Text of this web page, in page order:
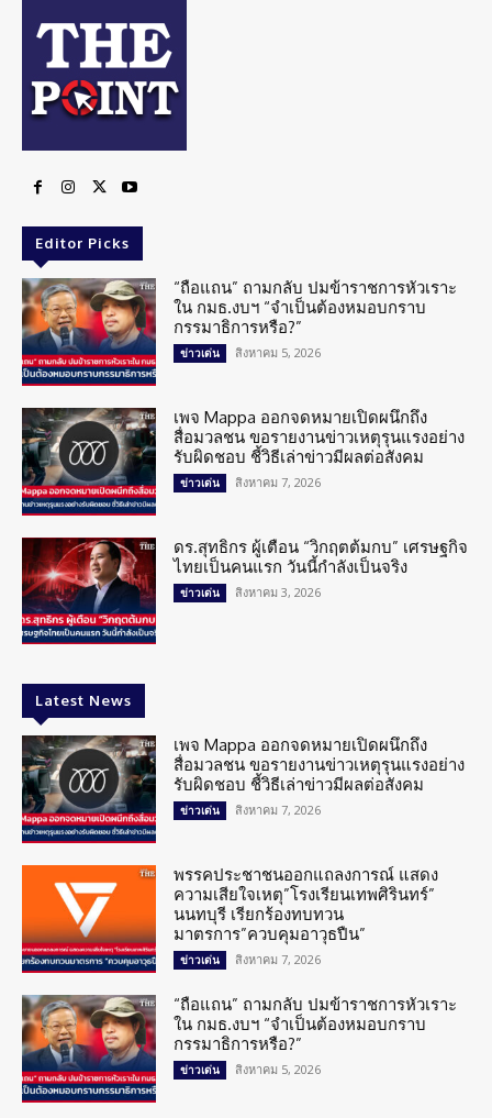
Editor Picks
“ถือแถน” ถามกลับ ปมข้าราชการหัวเราะ
ใน กมธ.งบฯ “จำเป็นต้องหมอบกราบ
กรรมาธิการหรือ?”
ข่าวเด่น สิงหาคม 5, 2026
เพจ Mappa ออกจดหมายเปิดผนึกถึง
สื่อมวลชน ขอรายงานข่าวเหตุรุนแรงอย่าง
รับผิดชอบ ชี้วิธีเล่าข่าวมีผลต่อสังคม
ข่าวเด่น สิงหาคม 7, 2026
ดร.สุทธิกร ผู้เตือน “วิกฤตต้มกบ” เศรษฐกิจ
ไทยเป็นคนแรก วันนี้กำลังเป็นจริง
ข่าวเด่น สิงหาคม 3, 2026
Latest News
เพจ Mappa ออกจดหมายเปิดผนึกถึง
สื่อมวลชน ขอรายงานข่าวเหตุรุนแรงอย่าง
รับผิดชอบ ชี้วิธีเล่าข่าวมีผลต่อสังคม
ข่าวเด่น สิงหาคม 7, 2026
พรรคประชาชนออกแถลงการณ์ แสดง
ความเสียใจเหตุ”โรงเรียนเทพศิรินทร์”
นนทบุรี เรียกร้องทบทวน
มาตรการ”ควบคุมอาวุธปืน”
ข่าวเด่น สิงหาคม 7, 2026
“ถือแถน” ถามกลับ ปมข้าราชการหัวเราะ
ใน กมธ.งบฯ “จำเป็นต้องหมอบกราบ
กรรมาธิการหรือ?”
ข่าวเด่น สิงหาคม 5, 2026